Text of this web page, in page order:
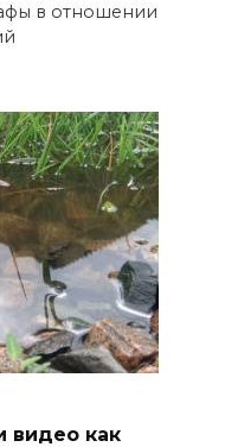
в отношении
видео как